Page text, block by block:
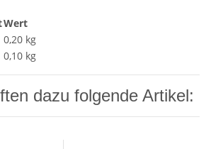
Wert
0,20 kg
0,10 kg
dazu folgende Artikel: